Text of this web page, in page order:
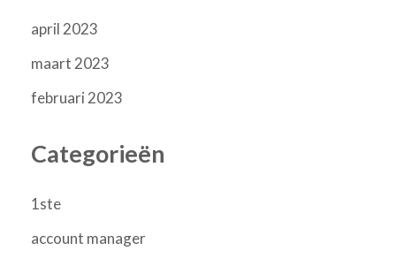
april 2023
maart 2023
februari 2023
Categorieën
1ste
account manager